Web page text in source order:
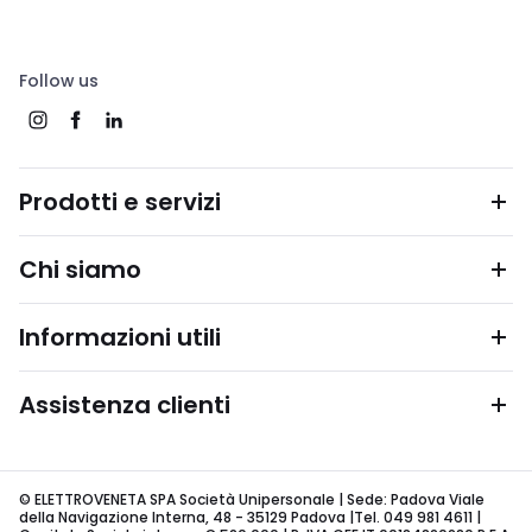
Follow us
Prodotti e servizi
Chi siamo
Informazioni utili
Assistenza clienti
© ELETTROVENETA SPA Società Unipersonale | Sede: Padova Viale
della Navigazione Interna, 48 - 35129 Padova |Tel. 049 981 4611 |